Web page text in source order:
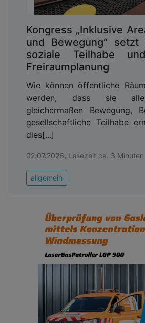
Kongress „Inklusive
und Bewegung“ setzt
soziale Teilhabe
Freiraumplanung
Wie können öffentliche
werden, dass sie
gleichermaßen Bewegung,
gesellschaftliche Teilhabe
dies[...]
02.07.2026, Lesezeit ca. 3 Minuten
allgemein